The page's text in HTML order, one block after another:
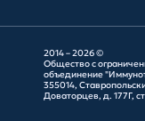
2014 – 2026 ©
Общество с
объединение
355014,
Доваторцев, д. 177Г,